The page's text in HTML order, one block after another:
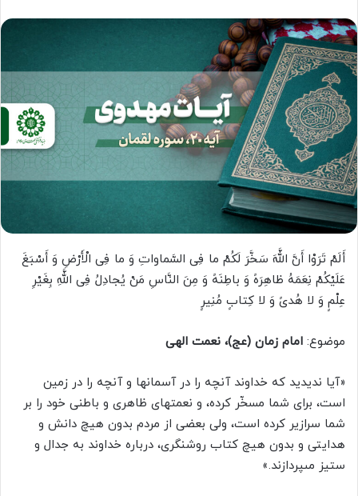
أَلَمْ تَرَوْا أَنَّ اللَّهَ سَخَّرَ لَکُمْ ما فِی السَّماواتِ وَ ما فِی الْأَرْضِ وَ أَسْبَغَ
عَلَیْکُمْ نِعَمَهُ ظاهِرَهً وَ باطِنَهً وَ مِنَ النَّاسِ مَنْ یُجادِلُ فِی اللَّهِ بِغَیْرِ
عِلْمٍ وَ لا هُدىً وَ لا کِتابٍ مُنِیرٍ
موضوع: امام زمان (عج)، نعمت الهی
«آیا ندیدید که خداوند آن­چه را در آسمان‏ها و آن­چه را در زمین
است، براى شما مسخّر کرده، و نعمت‏هاى ظاهرى و باطنى خود را بر
شما سرازیر کرده است، ولى بعضى از مردم بدون هیچ دانش و
هدایتى و بدون هیچ کتاب روشنگرى، درباره‏ خداوند به جدال و
ستیز مى‏پردازند.»